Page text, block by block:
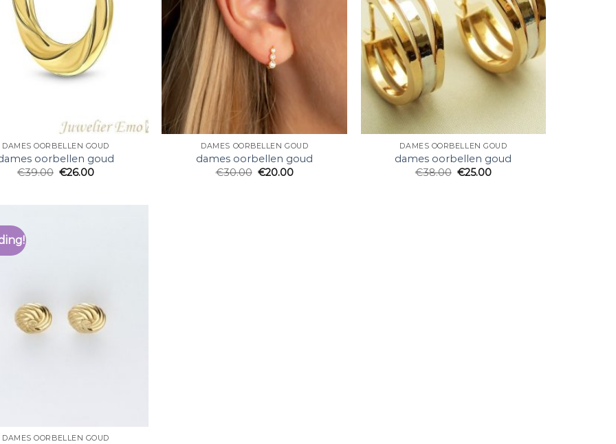
DAMES OORBELLEN GOUD
oorbellen goud
€39.00 €26.00
DAMES OORBELLEN GOUD
dames oorbellen goud
€30.00 €20.00
DAMES OORBELLEN GOUD
dames oorbellen goud
€38.00 €25.00
DAMES OORBELLEN GOUD